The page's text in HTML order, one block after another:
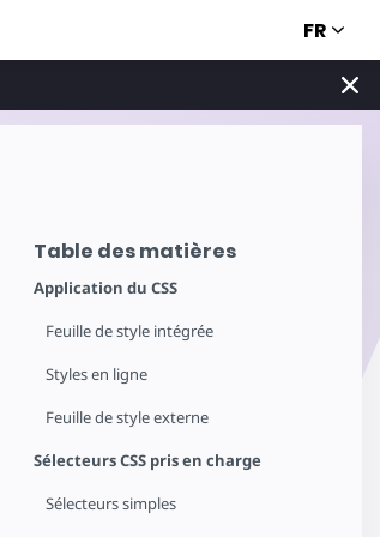
FR
Table des matières
Application du CSS
Feuille de style intégrée
Styles en ligne
Feuille de style externe
Sélecteurs CSS pris en charge
Sélecteurs simples